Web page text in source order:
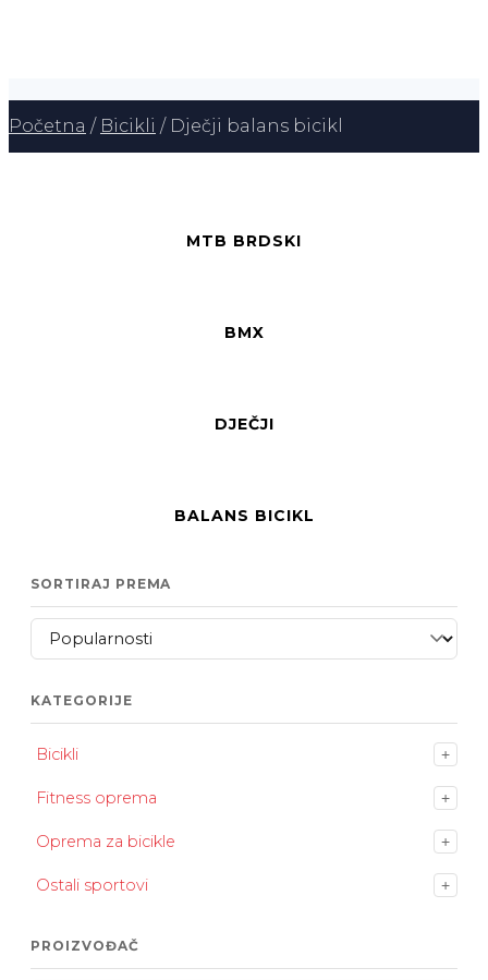
Početna / Bicikli / Dječji balans bicikl
MTB BRDSKI
BMX
DJEČJI
BALANS BICIKL
SORTIRAJ PREMA
KATEGORIJE
Bicikli +
Fitness oprema +
Oprema za bicikle +
Ostali sportovi +
PROIZVOĐAČ